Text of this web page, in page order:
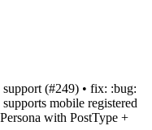
(#249) • fix: :bug:
mobile registered
with PostType +